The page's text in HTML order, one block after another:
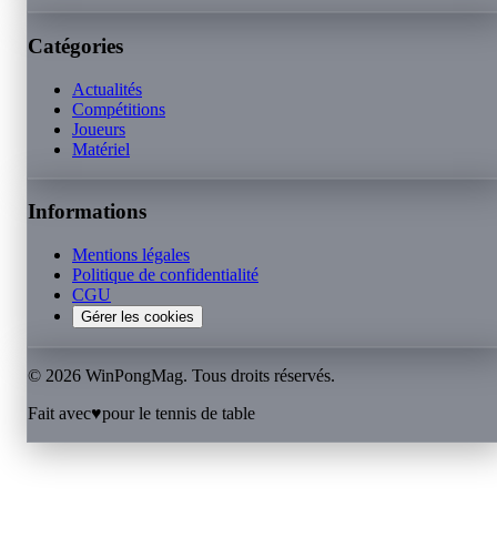
Catégories
Actualités
Compétitions
Joueurs
Matériel
Informations
Mentions légales
Politique de confidentialité
CGU
Gérer les cookies
© 2026 WinPongMag. Tous droits réservés.
Fait avec♥pour le tennis de table